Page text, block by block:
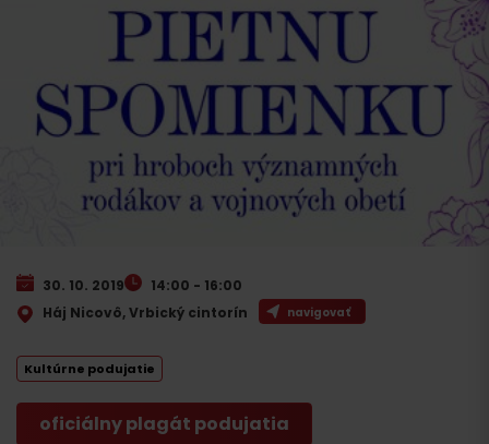
30. 10. 2019
14:00 - 16:00
Háj Nicovô, Vrbický cintorín
navigovať
Kultúrne podujatie
oficiálny plagát podujatia